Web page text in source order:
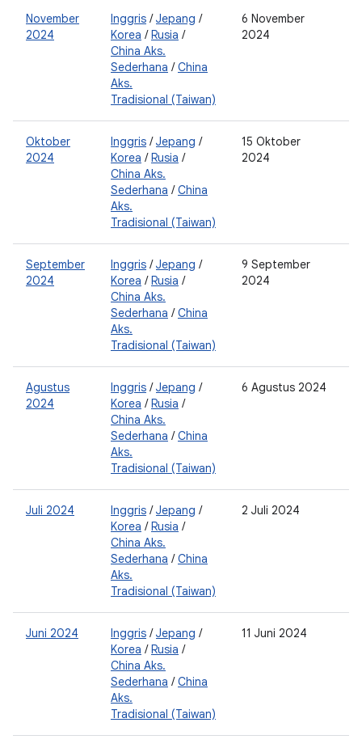
November
2024
Inggris /Jepang /
Korea /Rusia /
China Aks.
Sederhana /China
Aks.
Tradisional (Taiwan)
6 November
2024
Oktober
2024
Inggris /Jepang /
Korea /Rusia /
China Aks.
Sederhana /China
Aks.
Tradisional (Taiwan)
15 Oktober
2024
September
2024
Inggris /Jepang /
Korea /Rusia /
China Aks.
Sederhana /China
Aks.
Tradisional (Taiwan)
9 September
2024
Agustus
2024
Inggris /Jepang /
Korea /Rusia /
China Aks.
Sederhana /China
Aks.
Tradisional (Taiwan)
6 Agustus 2024
Juli 2024 Inggris /Jepang /
Korea /Rusia /
China Aks.
Sederhana /China
Aks.
Tradisional (Taiwan)
2 Juli 2024
Juni 2024 Inggris /Jepang /
Korea /Rusia /
China Aks.
Sederhana /China
Aks.
Tradisional (Taiwan)
11 Juni 2024